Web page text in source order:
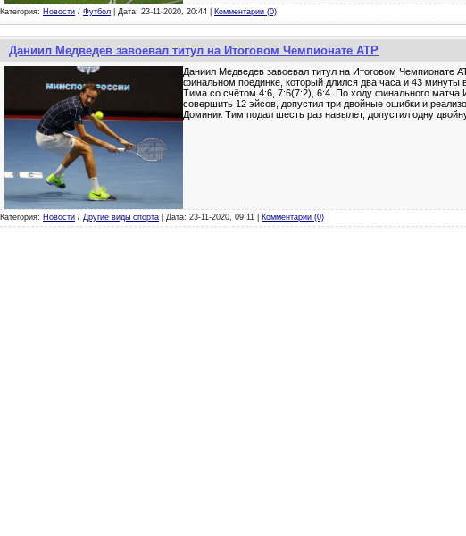
Категория: Новости / Футбол | Дата: 23-11-2020, 20:44 | Комментарии (0)
Даниил Медведев завоевал титул на Итоговом Чемпионате ATP
Даниил Медведев завоевал титул на Итоговом Чемпионате
финальном поединке, который длился два часа и 43
Тима со счётом 4:6, 7:6(7:2), 6:4. По ходу финального матча
совершить 12 эйсов, допустил три двойные ошибки и
Доминик Тим подал шесть раз навылет, допустил одну
Категория: Новости / Другие виды спорта | Дата: 23-11-2020, 09:11 | Комментарии (0)